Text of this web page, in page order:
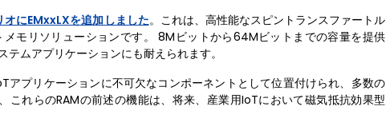
にEMxxLXを追加しました。これは、高性能なスピントランスファートル
モリソリューションです。 8Mビットから64Mビットまでの容量を提供
ムアプリケーションにも耐えられます。
プリケーションに不可欠なコンポーネントとして位置付けられ、多数の
れらのRAMの前述の機能は、将来、産業用IoTにおいて磁気抵抗効果型